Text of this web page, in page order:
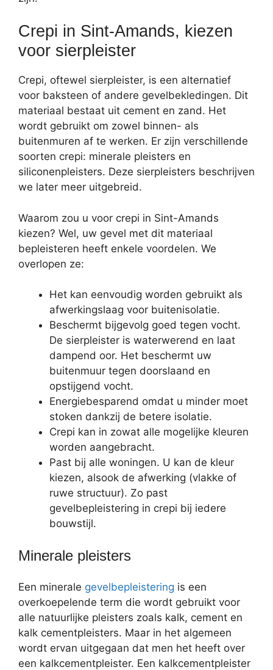
Crepi in Sint-Amands, kiezen
voor sierpleister
Crepi, oftewel sierpleister, is een alternatief
voor baksteen of andere gevelbekledingen. Dit
materiaal bestaat uit cement en zand. Het
wordt gebruikt om zowel binnen- als
buitenmuren af te werken. Er zijn verschillende
soorten crepi: minerale pleisters en
siliconenpleisters. Deze sierpleisters beschrijven
we later meer uitgebreid.
Waarom zou u voor crepi in Sint-Amands
kiezen? Wel, uw gevel met dit materiaal
bepleisteren heeft enkele voordelen. We
overlopen ze:
Het kan eenvoudig worden gebruikt als
afwerkingslaag voor buitenisolatie.
Beschermt bijgevolg goed tegen vocht.
De sierpleister is waterwerend en laat
dampend oor. Het beschermt uw
buitenmuur tegen doorslaand en
opstijgend vocht.
Energiebesparend omdat u minder moet
stoken dankzij de betere isolatie.
Crepi kan in zowat alle mogelijke kleuren
worden aangebracht.
Past bij alle woningen. U kan de kleur
kiezen, alsook de afwerking (vlakke of
ruwe structuur). Zo past
gevelbepleistering in crepi bij iedere
bouwstijl.
Minerale pleisters
Een minerale gevelbepleistering is een
overkoepelende term die wordt gebruikt voor
alle natuurlijke pleisters zoals kalk, cement en
kalk cementpleisters. Maar in het algemeen
wordt ervan uitgegaan dat men het heeft over
een kalkcementpleister. Een kalkcementpleister